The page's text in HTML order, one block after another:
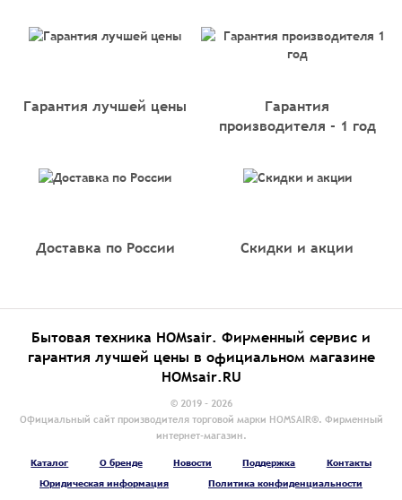
Гарантия лучшей цены
Гарантия
производителя - 1 год
Доставка по России Скидки и акции
Бытовая техника HOMsair. Фирменный сервис и
гарантия лучшей цены в официальном магазине
HOMsair.RU
© 2019 - 2026
Официальный сайт производителя торговой марки HOMSAIR®. Фирменный
интернет-магазин.
Каталог О бренде Новости Поддержка
Контакты
Юридическая информация
Политика конфиденциальности